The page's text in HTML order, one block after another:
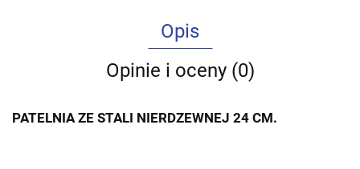
Opis
Opinie i oceny (0)
PATELNIA ZE STALI NIERDZEWNEJ 24 CM.